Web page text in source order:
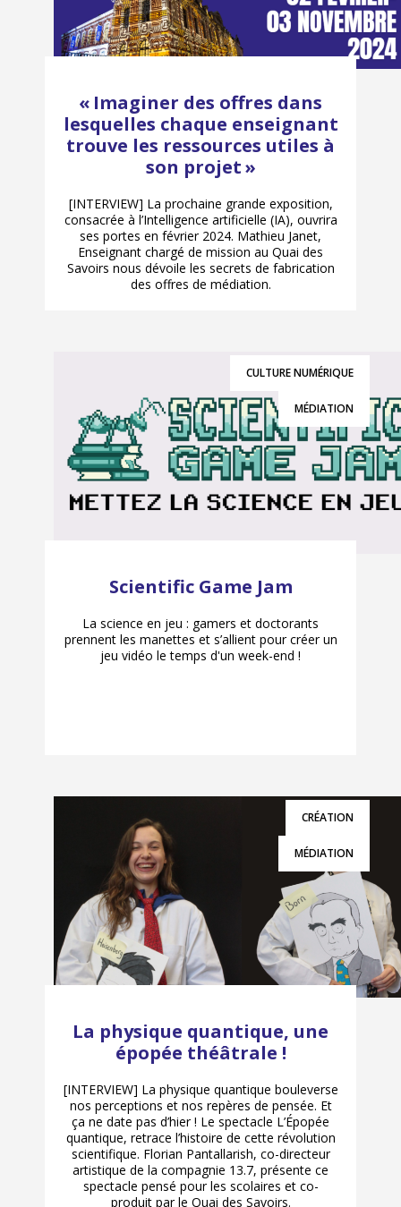
« Imaginer des offres dans
lesquelles chaque enseignant
trouve les ressources utiles à
son projet »
[INTERVIEW] La prochaine grande exposition,
consacrée à l’Intelligence artificielle (IA), ouvrira
ses portes en février 2024. Mathieu Janet,
Enseignant chargé de mission au Quai des
Savoirs nous dévoile les secrets de fabrication
des offres de médiation.
CULTURE NUMÉRIQUE
MÉDIATION
Scientific Game Jam
La science en jeu : gamers et doctorants
prennent les manettes et s’allient pour créer un
jeu vidéo le temps d'un week-end !
CRÉATION
MÉDIATION
La physique quantique, une
épopée théâtrale !
[INTERVIEW] La physique quantique bouleverse
nos perceptions et nos repères de pensée. Et
ça ne date pas d’hier ! Le spectacle L’Épopée
quantique, retrace l’histoire de cette révolution
scientifique. Florian Pantallarish, co-directeur
artistique de la compagnie 13.7, présente ce
spectacle pensé pour les scolaires et co-
produit par le Quai des Savoirs.